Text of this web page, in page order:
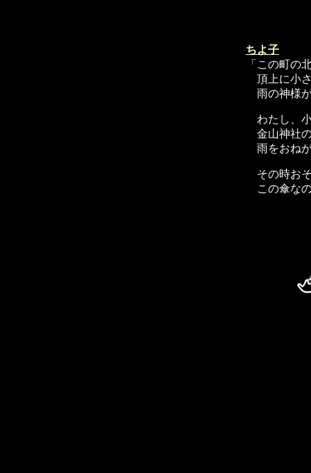
ちよ子
「この町の
頂上に小
雨の神様
わたし、
金山神社
雨をおね
その時お
この傘な